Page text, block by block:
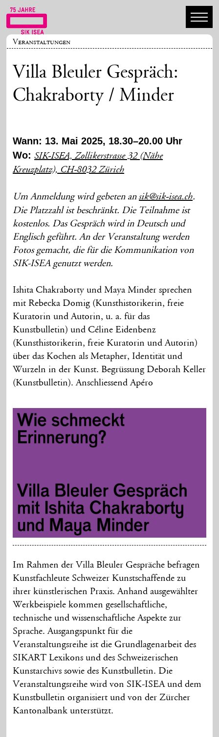
Veranstaltungen
Villa Bleuler Gespräch:
Chakraborty / Minder
Wann: 13. Mai 2025, 18.30–20.00 Uhr
Wo:SIK-ISEA, Zollikerstrasse 32 (Nähe
Kreuzplatz), CH-8032 Zürich
Um Anmeldung wird gebeten ansik@sik-isea.ch.
Die Platzzahl ist beschränkt. Die Teilnahme ist
kostenlos. Das Gespräch wird in Deutsch und
Englisch geführt.An der Veranstaltung werden
Fotos gemacht, die für die Kommunikation von
SIK-ISEA genutzt werden.
Ishita Chakraborty und Maya Minder sprechen
mit Rebecka Domig (Kunsthistorikerin, freie
Kuratorin und Autorin, u. a. für das
Kunstbulletin) und Céline Eidenbenz
(Kunsthistorikerin, freie Kuratorin und Autorin)
über das Kochen als Metapher, Identität und
Wurzeln in der Kunst. Begrüssung Deborah Keller
(Kunstbulletin). Anschliessend Apéro
Im Rahmen der Villa Bleuler Gespräche befragen
Kunstfachleute Schweizer Kunstschaffende zu
ihrer künstlerischen Praxis. Anhand ausgewählter
Werkbeispiele kommen gesellschaftliche,
technische und wissenschaftliche Aspekte zur
Sprache. Ausgangspunkt für die
Veranstaltungsreihe ist die Grundlagenarbeit des
SIKART Lexikons und des Schweizerischen
Kunstarchivs sowie des Kunstbulletin. Die
Veranstaltungsreihe wird von SIK-ISEA und dem
Kunstbulletin organisiert und von der Zürcher
Kantonalbank unterstützt.